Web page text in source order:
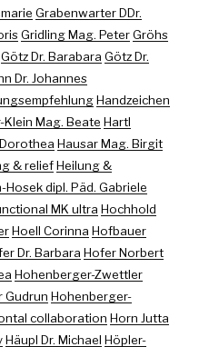
Grabenwarter DDr.
Gridling Mag. PeterGröhs
Götz Dr. Barabara Götz Dr.
Dr. Johannes
Handzeichen
Mag. Beate Hartl
Hausar Mag. Birgit
& reliefHeilung &
Hosek dipl. Päd. Gabriele
MK ultra Hochhold
Hoell Corinna Hofbauer
Dr. Barbara Hofer Norbert
Hohenberger-Zwettler
Gudrun Hohenberger-
collaboration Horn Jutta
Häupl Dr. Michael Höpler-